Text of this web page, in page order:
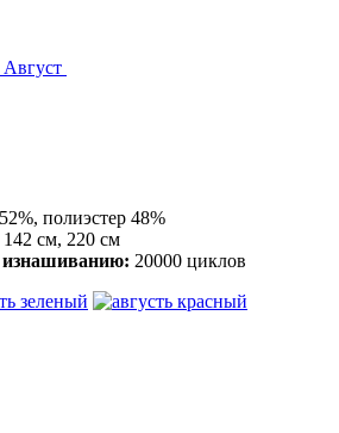
Август
полиэстер 48%
142 см, 220 см
изнашиванию: 20000 циклов